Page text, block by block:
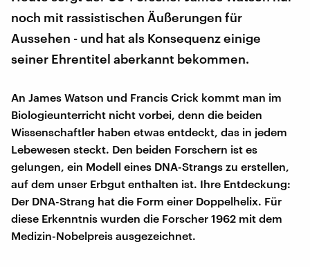
noch mit rassistischen Äußerungen für
Aussehen - und hat als Konsequenz einige
seiner Ehrentitel aberkannt bekommen.
An James Watson und Francis Crick kommt man im
Biologieunterricht nicht vorbei, denn die beiden
Wissenschaftler haben etwas entdeckt, das in jedem
Lebewesen steckt. Den beiden Forschern ist es
gelungen, ein Modell eines DNA-Strangs zu erstellen,
auf dem unser Erbgut enthalten ist. Ihre Entdeckung:
Der DNA-Strang hat die Form einer Doppelhelix. Für
diese Erkenntnis wurden die Forscher 1962 mit dem
Medizin-Nobelpreis ausgezeichnet.